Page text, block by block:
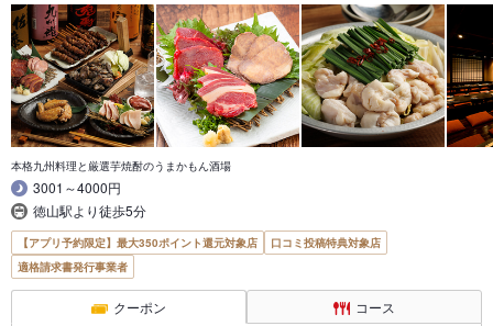
本格九州料理と厳選芋焼酎のうまかもん酒場
3001～4000円
徳山駅より徒歩5分
【アプリ予約限定】最大350ポイント還元対象店
口コミ投稿特典対象店
適格請求書発行事業者
クーポン コース